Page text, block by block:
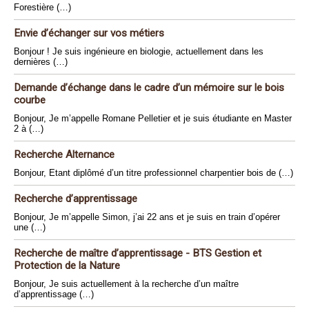
Forestière (…)
Envie d’échanger sur vos métiers
Bonjour ! Je suis ingénieure en biologie, actuellement dans les
dernières (…)
Demande d’échange dans le cadre d’un mémoire sur le bois
courbe
Bonjour, Je m’appelle Romane Pelletier et je suis étudiante en Master
2 à (…)
Recherche Alternance
Bonjour, Etant diplômé d’un titre professionnel charpentier bois de (…)
Recherche d’apprentissage
Bonjour, Je m’appelle Simon, j’ai 22 ans et je suis en train d’opérer
une (…)
Recherche de maître d’apprentissage - BTS Gestion et
Protection de la Nature
Bonjour, Je suis actuellement à la recherche d’un maître
d’apprentissage (…)